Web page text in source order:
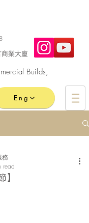
業大廈
Builds,
Eng
務
read